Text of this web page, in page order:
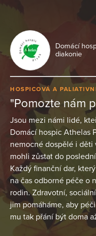
Domácí
diakonie
HOSPICOVÁ A
"Pomozte nám
Jsou mezi námi lidé,
Domácí hospic Athelas
nemocné dospělé i děti
mohli zůstat do
Každý finanční dar,
na čas odborné péče o
rodin. Zdravotní,
jim pomáháme, aby
mu tak přání být doma